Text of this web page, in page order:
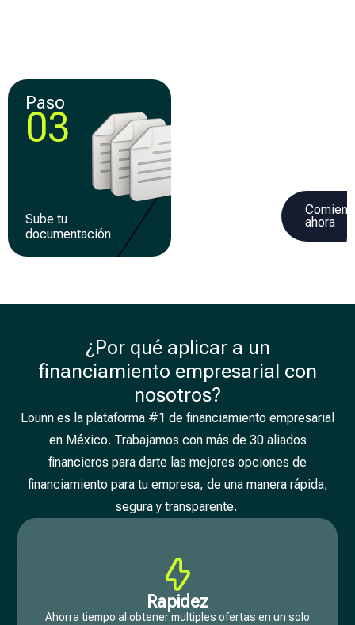
Paso
03
Sube tu
documentación
ahora
¿Por qué aplicar a un
financiamiento empresarial con
nosotros?
Lounn es la plataforma #1 de financiamiento empresarial
en México. Trabajamos con más de 30 aliados
financieros para darte las mejores opciones de
financiamiento para tu empresa, de una manera rápida,
segura y transparente.
Rapidez
Ahorra tiempo al obtener multiples ofertas en un solo